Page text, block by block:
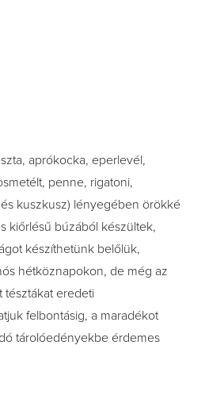
aprókocka, eperlevél,
penne, rigatoni,
kuszkusz) lényegében örökké
kiőrlésű búzából készültek,
készíthetünk belőlük,
hétköznapokon, de még az
tésztákat eredeti
felbontásig, a maradékot
tárolóedényekbe érdemes